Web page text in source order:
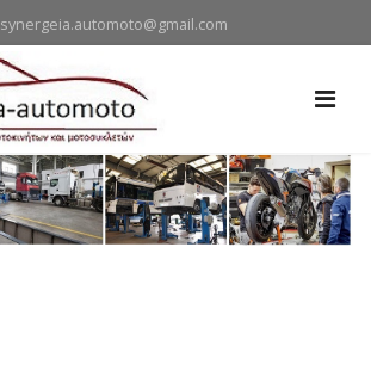
synergeia.automoto@gmail.com